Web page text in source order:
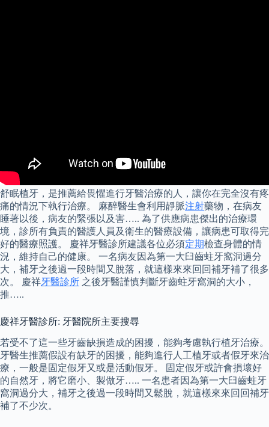
舒眠植牙，是推薦給畏懼進行牙醫治療的人，讓你在完全沒有疼
痛的情況下執行治療。 麻醉醫生會利用靜脈注射藥物，在病友
睡著以後，病友的緊張以及害….. 為了供應病患傑出的治療環
境，診所有負責的醫護人員及衛生的醫療設備，讓病患可取得完
好的醫療照護。 慶祥牙醫診所建議各位必須定期檢查身體的情
況，維持自己的健康。 一名病友因為第一大臼齒蛀牙窩洞過分
大，補牙之後過一段時間又脫落，就這樣來來回回補牙補了很多
次。 慶祥牙醫診所 之後牙醫謹慎判斷牙齒蛀牙窩洞的大小，
推…..
慶祥牙醫診所: 牙醫院所主要搜尋
若受不了這一些牙齒缺損造成的困擾，能夠考慮執行植牙治療。
牙醫生推薦假設有缺牙的困擾，能夠進行人工植牙或者假牙來治
療，一般是固定假牙又或是活動假牙。 固定假牙或許會損壞好
的自然牙，將它磨小、製做牙….. 一名患者因為第一大臼齒蛀牙
窩洞過分大，補牙之後過一段時間又鬆脫，就這樣來來回回補牙
補了不少次。